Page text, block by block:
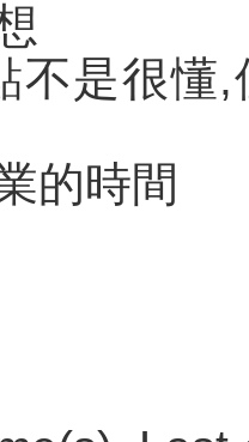
不是很懂
的時間